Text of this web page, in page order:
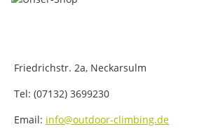
Friedrichstr. 2a, Neckarsulm
Tel: (07132) 3699230
Email: info@outdoor-climbing.de